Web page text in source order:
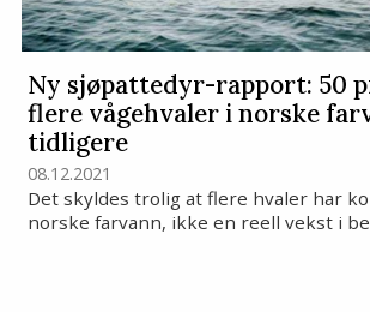
Ny sjøpattedyr-rapport: 50
flere vågehvaler i norske
tidligere
08.12.2021
Det skyldes trolig at flere hvaler har
norske farvann, ikke en reell vekst i